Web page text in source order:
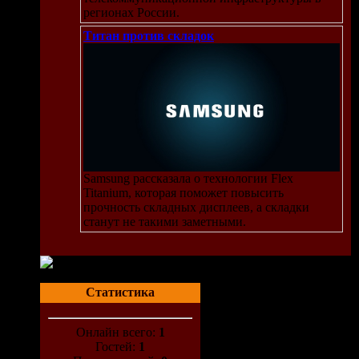
регионах России.
Титан против складок
Samsung рассказала о технологии Flex
Titanium, которая поможет повысить
прочность складных дисплеев, а складки
станут не такими заметными.
Статистика
Онлайн всего: 1
Гостей: 1